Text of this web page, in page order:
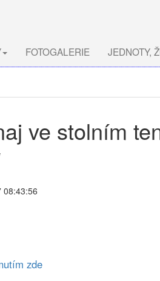
FOTOGALERIE JEDNOTY,
ve stolním
08:43:56
zde